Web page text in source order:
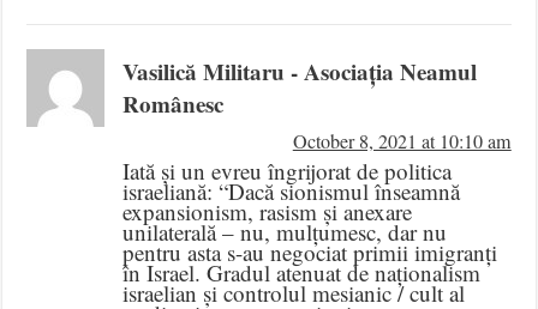
Vasilică Militaru - Asociația Neamul
Românesc
October 8, 2021 at 10:10 am
Iată și un evreu îngrijorat de politica
israeliană: “Dacă sionismul înseamnă
expansionism, rasism și anexare
unilaterală – nu, mulțumesc, dar nu
pentru asta s-au negociat primii imigranți
în Israel. Gradul atenuat de naționalism
israelian și controlul mesianic / cult al